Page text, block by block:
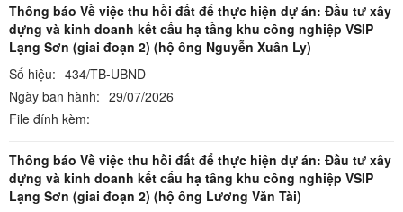
Thông báo Về việc thu hồi đất để thực hiện dự án: Đầu tư xây
dựng và kinh doanh kết cấu hạ tầng khu công nghiệp VSIP
Lạng Sơn (giai đoạn 2) (hộ ông Nguyễn Xuân Ly)
Số hiệu: 434/TB-UBND
Ngày ban hành: 29/07/2026
File đính kèm:
Thông báo Về việc thu hồi đất để thực hiện dự án: Đầu tư xây
dựng và kinh doanh kết cấu hạ tầng khu công nghiệp VSIP
Lạng Sơn (giai đoạn 2) (hộ ông Lương Văn Tài)